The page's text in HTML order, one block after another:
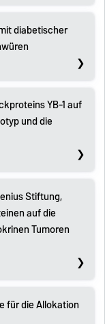
diabetischer
YB-1 auf
und die
Stiftung,
auf die
Tumoren
für die Allokation